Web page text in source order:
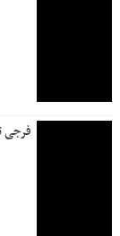
فرجی